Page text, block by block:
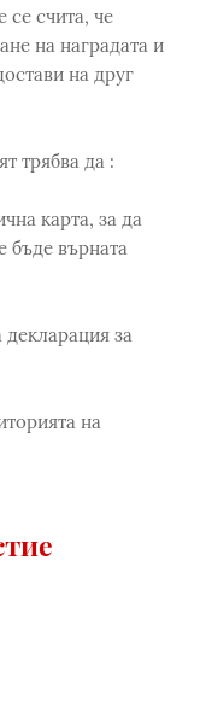
се счита, че
на наградата и
на друг
трябва да :
карта, за да
бъде върната
за
на